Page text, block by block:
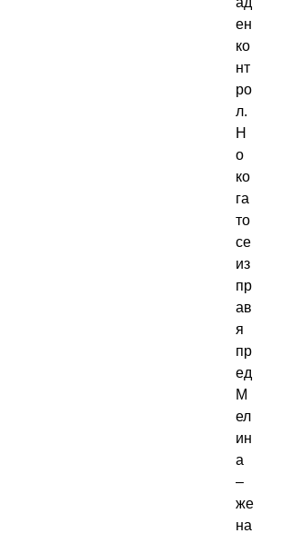
ен
ко
нт
ро
л.
Н
о
ко
га
то
се
из
пр
ав
я
пр
ед
М
ел
ин
а
–
же
на